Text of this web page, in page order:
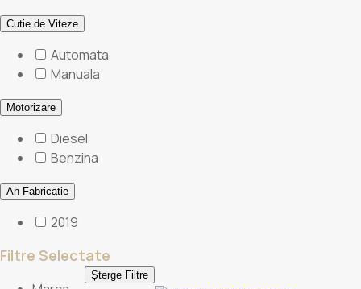
Cutie de Viteze
Automata
Manuala
Motorizare
Diesel
Benzina
An Fabricatie
2019
Filtre Selectate
Șterge Filtre